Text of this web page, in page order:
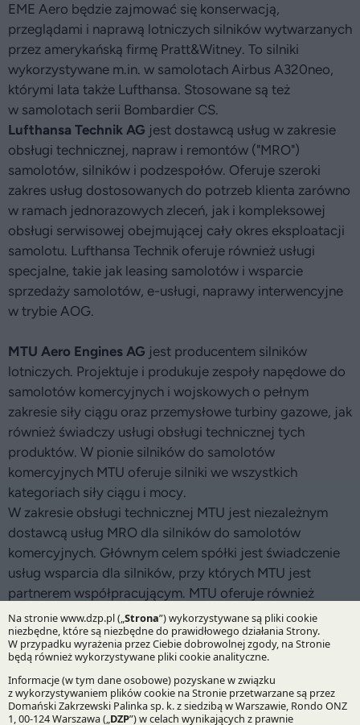
08.12.2017
EME Aero będzie zajmować się konserwacją,
przeglądami i naprawą lotniczych silników wytwarzanych
przez amerykańską firmę Pratt&Witney. To silniki
wykorzystywane m.in. w samolotach Airbus A320neo,
którymi lata także Lufthansa. Stosowane są też
w samolotach serii Bombardier CS.
Lufthansa Technik AG jest dostawcą usług w zakresie
obsługi technicznej, napraw i remontów ("MRO")
samolotów, silników i podzespołów. Oferuje szeroki
zakres usług dostosowanych do potrzeb klienta zarówno
w ramach jednorazowych zleceń, jak i kompleksowej
obsługi serwisowej obejmującej cały okres eksploatacji
samolotu. Lufthansa Technik oferuje również usługi
specjalne, takie jak leasing samolotów i wsparcie
sprzedaży samolotów, e-usługi, naprawy interwencyjne
w trybie AOG.
MTU Aero Engines AG jest producentem silników
lotniczych. Projektuje i produkuje zespoły napędowe do
samolotów komercyjnych i wojskowych o pełnym
zakresie siły ciągu oraz przemysłowe turbiny gazowe, jak
również świadczy usługi obsługi technicznej tych
produktów. W pionie silników do samolotów
komercyjnych MTU oferuje silniki we wszystkich
kategoriach siły ciągu i mocy.
W zakresie obsługi technicznej MTU jest niezależnym
dostawcą usług MRO dla silników do samolotów
komercyjnych. Głównym celem spółki jest świadczenie
usług wsparcia dla silników, przy których MTU jest
partnerem współpracującym. MTU oferuje również
usługi w zakresie naprawy różnych rodzajów silników.
W dziedzinie samolotów wojskowych MTU dostarcza
technologie wspomagające, projektuje i produkuje silniki
oraz podzespoły, i zapewnia wsparcie logistyczne.